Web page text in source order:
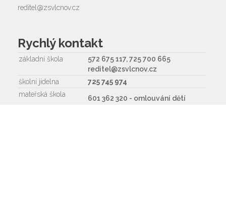
reditel@zsvlcnov.cz
Rychlý kontakt
základní škola
572 675 117, 725 700 665
reditel@zsvlcnov.cz
školní jídelna
725 745 974
mateřská škola
601 362 320 - omlouvání dětí